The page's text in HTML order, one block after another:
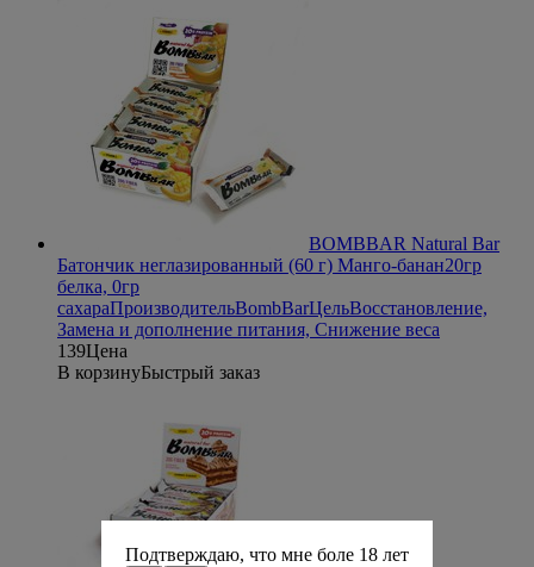
BOMBBAR Natural Bar
Батончик неглазированный (60 г) Манго-банан20гр
белка, 0гр
сахараПроизводительBombBarЦельВосстановление,
Замена и дополнение питания, Снижение веса
139Цена
В корзинуБыстрый заказ
Подтверждаю, что мне боле 18 лет